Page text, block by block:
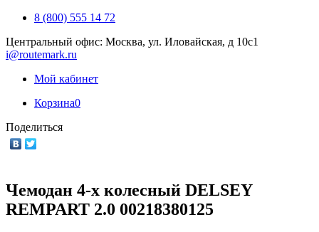
8 (800) 555 14 72
Центральный офис: Москва, ул. Иловайская, д 10с1
i@routemark.ru
Мой кабинет
Корзина0
Поделиться
Чемодан 4-х колесный DELSEY
REMPART 2.0 00218380125